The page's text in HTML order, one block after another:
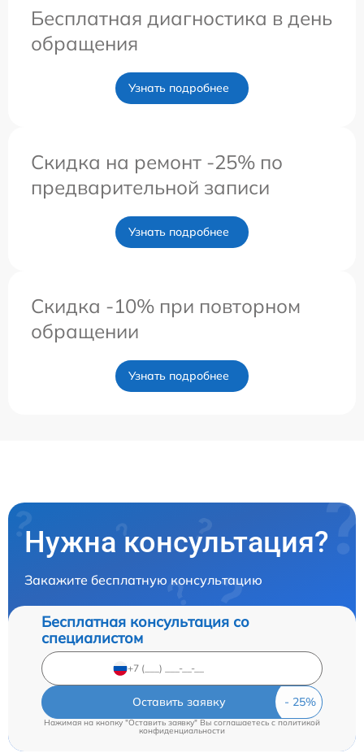
Бесплатная диагностика в день
обращения
Узнать подробнее
Скидка на ремонт -25% по
предварительной записи
Узнать подробнее
Скидка -10% при повторном
обращении
Узнать подробнее
Нужна консультация?
Закажите бесплатную консультацию
Бесплатная консультация со
специалистом
Оставить заявку
Нажимая на кнопку "Оставить заявку" Вы соглашаетесь cполитикой
конфиденциальности